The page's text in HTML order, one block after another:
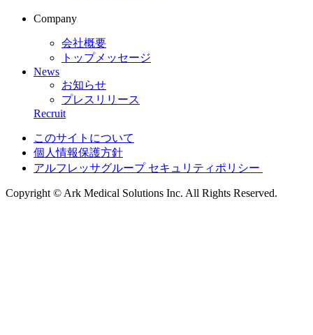
Company
会社概要
トップメッセージ
News
お知らせ
プレスリリース
Recruit
このサイトについて
個人情報保護方針
アルフレッサグループ セキュリティポリシー
Copyright © Ark Medical Solutions Inc. All Rights Reserved.